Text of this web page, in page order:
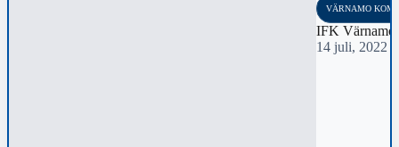
VÄRNAMO
IFK Värnamo
14 juli, 2022